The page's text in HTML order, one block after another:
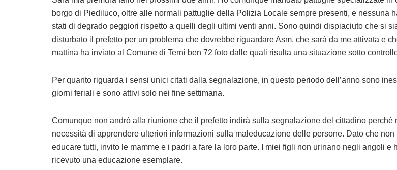
borgo di Piediluco, oltre alle normali pattuglie della Polizia Locale sempre presenti, e nessuna
stati di degrado peggiori rispetto a quelli degli ultimi venti anni. Sono quindi dispiaciuto che si
disturbato il prefetto per un problema che dovrebbe riguardare Asm, che sarà da me attivata e
mattina ha inviato al Comune di Terni ben 72 foto dalle quali risulta una situazione sotto
Per quanto riguarda i sensi unici citati dalla segnalazione, in questo periodo dell’anno sono
giorni feriali e sono attivi solo nei fine settimana.
Comunque non andrò alla riunione che il prefetto indirà sulla segnalazione del cittadino perchè
necessità di apprendere ulteriori informazioni sulla maleducazione delle persone. Dato che non
educare tutti, invito le mamme e i padri a fare la loro parte. I miei figli non urinano negli angoli e
ricevuto una educazione esemplare.